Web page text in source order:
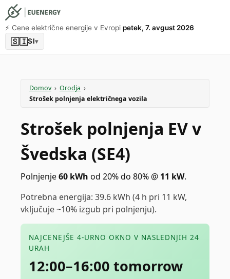
⚡️ Cene električne energije v Evropi petek, 7. avgust 2026
🇸🇮SI▾
Domov › Orodja ›
Strošek polnjenja električnega vozila
Strošek polnjenja EV v
Švedska (SE4)
Polnjenje60 kWh od 20% do 80% @ 11 kW.
Potrebna energija: 39.6 kWh (4 h pri 11 kW,
vključuje ~10% izgub pri polnjenju).
NAJCENEJŠE 4-URNO OKNO V NASLEDNJIH 24
URAH
12:00–16:00 tomorrow